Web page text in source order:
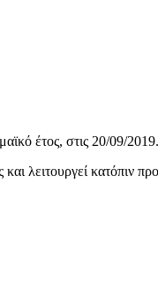
έτος, στις 20/09/2019.
λειτουργεί κατόπιν